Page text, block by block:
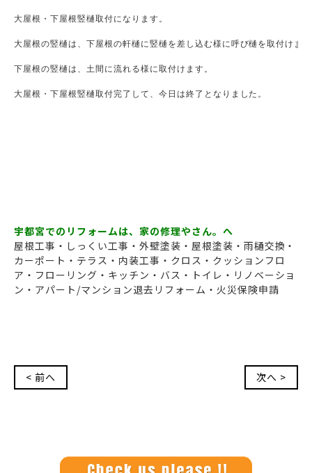
大屋根・下屋根竪樋取付になります。
大屋根の竪樋は、下屋根の軒樋に竪樋を差し込む様に呼び樋を取付けま
下屋根の竪樋は、土間に流れる様に取付けます。
大屋根・下屋根竪樋取付完了して、今日は終了となりました。
宇都宮でのリフォームは、家の修理やさん。へ
屋根工事・しっくい工事・外壁塗装・屋根塗装・雨樋交換・
カーポート・テラス・内装工事・クロス・クッションフロ
ア・フローリング・キッチン・バス・トイレ・リノベーショ
ン・アパート/マンション退去リフォーム・火災保険申請
< 前へ 次へ >